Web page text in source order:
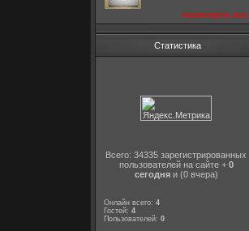
посмотреть все
Статистика
Всего: 34335 зарегистрированных
пользователей на сайте + 0
сегодняи (0 вчера)
Онлайн всего: 4
Гостей: 4
Пользователей: 0